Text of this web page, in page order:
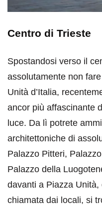
Centro di Trieste
Spostandosi verso il
assolutamente non
Unità d’Italia,
ancor più affascinante
luce. Da lì potrete
architettoniche di
Palazzo Pitteri,
Palazzo della
davanti a Piazza
chiamata dai locali, si